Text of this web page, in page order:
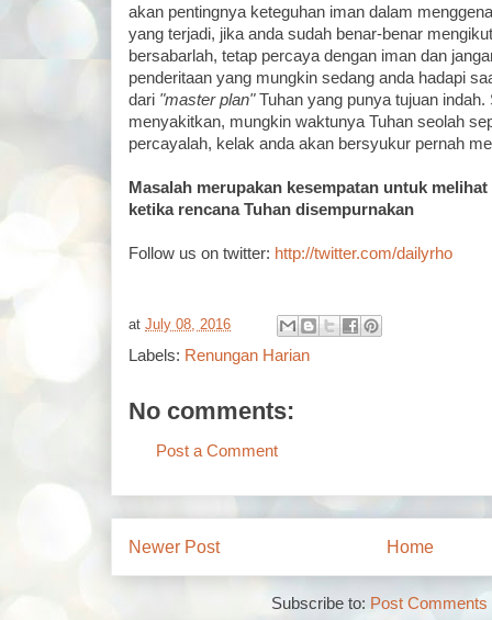
akan pentingnya keteguhan iman dalam
yang terjadi, jika anda sudah benar-benar
bersabarlah, tetap percaya dengan iman dan
penderitaan yang mungkin sedang anda hadapi
dari "master plan"Tuhan yang punya tujuan
menyakitkan, mungkin waktunya Tuhan seolah
percayalah, kelak anda akan bersyukur pernah
Masalah merupakan kesempatan untuk
ketika rencana Tuhan disempurnakan
Follow us on twitter: http://twitter.com/dailyrho
at July 08, 2016
Labels: Renungan Harian
No comments:
Post a Comment
Newer Post Home
Subscribe to: Post Comments